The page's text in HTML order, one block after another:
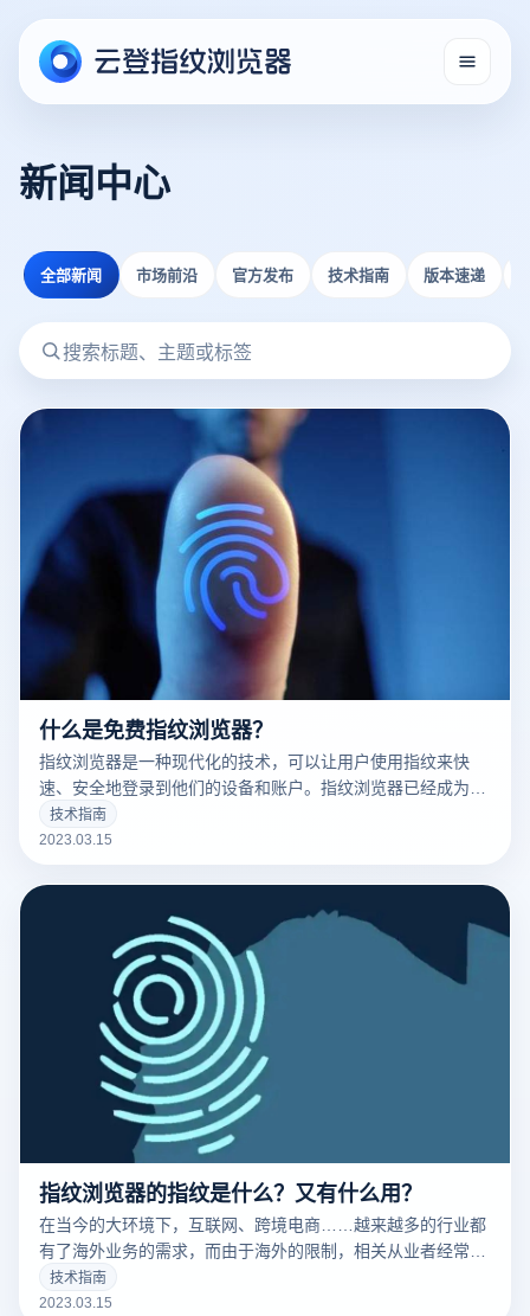
新闻中心
全部新闻 市场前沿 官方发布 技术指南 版本速递
什么是免费指纹浏览器？
指纹浏览器是一种现代化的技术，可以让用户使用指纹来快
速、安全地登录到他们的设备和账户。指纹浏览器已经成为了
现代科技的标志之一，并且越来越多的人开始使用它。
技术指南
2023.03.15
指纹浏览器的指纹是什么？又有什么用？
在当今的大环境下，互联网、跨境电商……越来越多的行业都
有了海外业务的需求，而由于海外的限制，相关从业者经常要
针对不同的工作内容用到不同的IP，这时候便要用到指纹浏览
器。要清楚的了解什么是指纹浏览器之前，我们需要知道什么
技术指南
2023.03.15